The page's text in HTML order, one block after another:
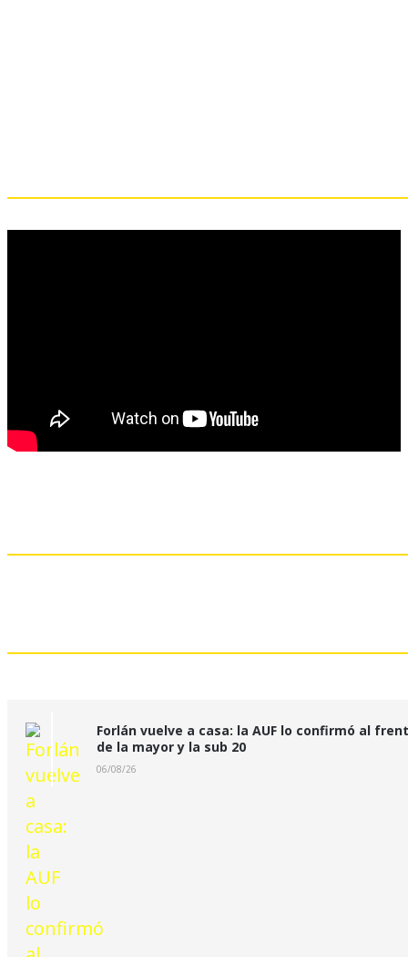
Forlán vuelve a casa: la AUF lo confirmó al
de la mayor y la sub 20
06/08/26